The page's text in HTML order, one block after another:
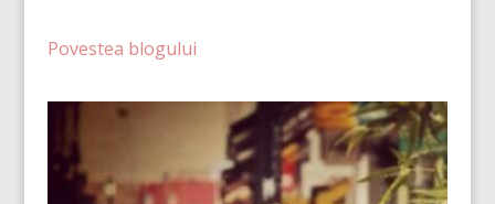
Povestea blogului